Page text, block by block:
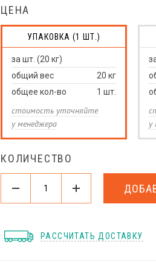
ЦЕНА
УПАКОВКА (1 ШТ.)
за шт. (20 кг)
общий вес
20 кг
общее кол-во
1 шт.
стоимость уточняйте
у менеджера
у
КОЛИЧЕСТВО
РАССЧИТАТЬ ДОСТАВКУ